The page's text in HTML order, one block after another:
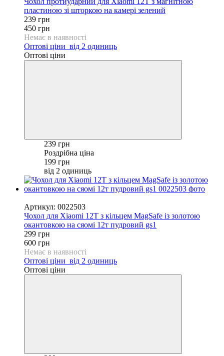
пластиною зі шторкою на камері зелений
239 грн
450 грн
Немає в наявності
Оптові ціни від 2 одиниць
Оптові ціни
239 грн
Роздрібна ціна
199 грн
від 2 одиниць
Артикул: 0022503
Чохол для Xiaomi 12T з кільцем MagSafe із золотою
окантовкою на сяомі 12т пудровий gs1
299 грн
600 грн
Немає в наявності
Оптові ціни від 2 одиниць
Оптові ціни